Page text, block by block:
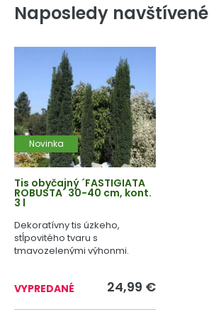
Naposledy navštívené
Novinka
Tis obyčajný ´FASTIGIATA
ROBUSTA´ 30-40 cm, kont.
3 l
Dekoratívny tis úzkeho,
stĺpovitého tvaru s
tmavozelenými výhonmi.
VYPREDANÉ 24,99 €